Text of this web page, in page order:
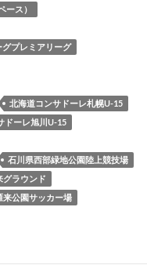
ース）
プレミアリーグ
北海道コンサドーレ札幌U-15
ドーレ旭川U-15
石川県西部緑地公園陸上競技場
グラウンド
来公園サッカー場